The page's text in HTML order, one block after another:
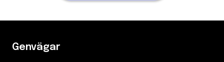
Genvägar